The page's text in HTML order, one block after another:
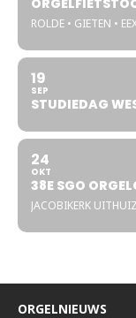
ROLDE • GIETEN •
19
SEP
STUDIEDAG
24
OKT
38E SGO
JACOBIKERK
ORGELNIEUWS